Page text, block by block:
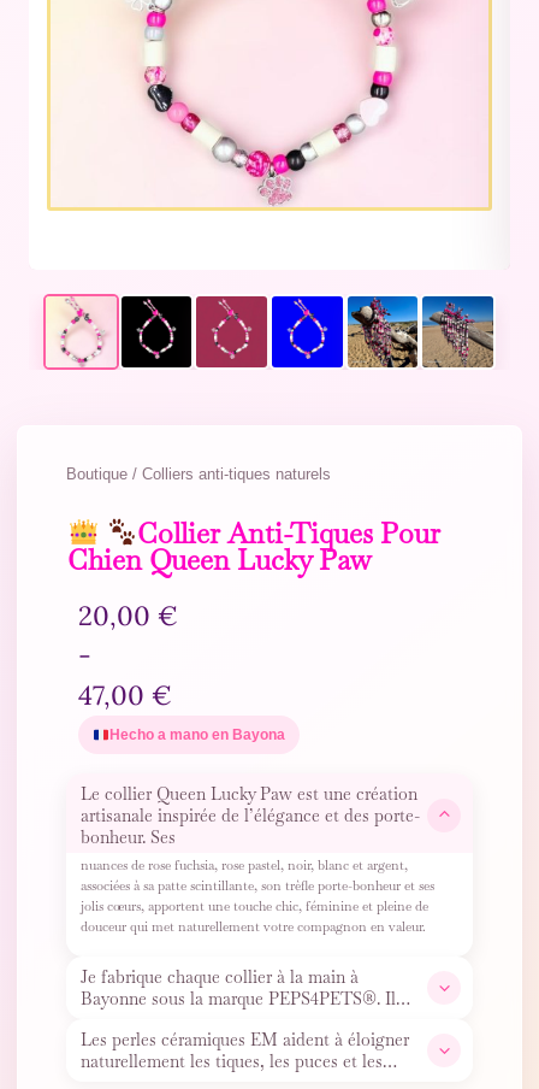
Boutique / Colliers anti-tiques naturels
Collier Anti-Tiques Pour
Chien Queen Lucky Paw
20,00 €
-
47,00 €
Hecho a mano en Bayona
Le collier Queen Lucky Paw est une création
artisanale inspirée de l’élégance et des porte-
bonheur. Ses
nuances de rose fuchsia, rose pastel, noir, blanc et argent,
associées à sa patte scintillante, son trèfle porte-bonheur et ses
jolis cœurs, apportent une touche chic, féminine et pleine de
douceur qui met naturellement votre compagnon en valeur.
Je fabrique chaque collier à la main à
Bayonne sous la marque PEPS4PETS®. Il
Les perles céramiques EM aident à éloigner
naturellement les tiques, les puces et les